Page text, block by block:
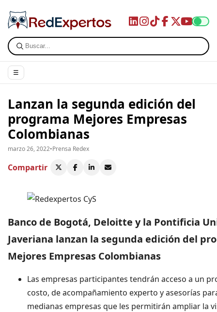
☰
Lanzan la segunda edición del
programa Mejores Empresas
Colombianas
marzo 26, 2022•Prensa Redex
Compartir
Banco de Bogotá, Deloitte y la Pontificia
Javeriana lanzan la segunda edición del
Mejores Empresas Colombianas
Las empresas participantes tendrán acceso a un
costo, de acompañamiento experto y asesorías
medianas empresas que les permitirán ampliar la